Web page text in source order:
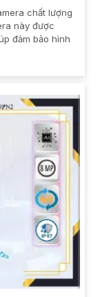
chất lượng
này được
đảm bảo hình